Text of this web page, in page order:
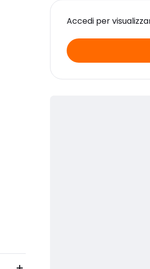
Accedi per